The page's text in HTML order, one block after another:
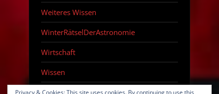
Weiteres Wissen
WinterRätselDerAstronomie
Wirtschaft
Wissen
Zeitraffer
Privacy & Cookies: This site uses cookies. By continuing to use this